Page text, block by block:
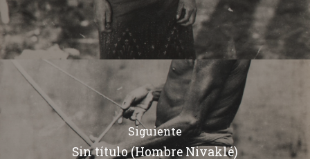
Siguiente
Sin título (Hombre Nivaklé)